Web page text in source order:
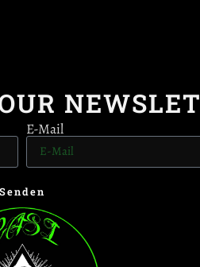
E-Mail
Senden